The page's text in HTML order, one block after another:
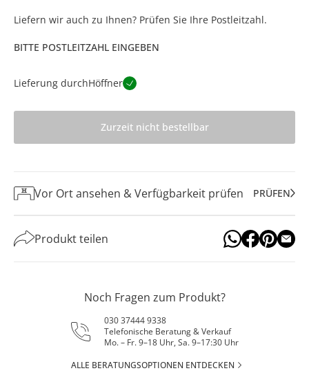
Liefern wir auch zu Ihnen? Prüfen Sie Ihre Postleitzahl.
BITTE POSTLEITZAHL EINGEBEN
Lieferung durchHöffner
Zurzeit nicht bestellbar
Vor Ort ansehen & Verfügbarkeit prüfen PRÜFEN
Produkt teilen
Noch Fragen zum Produkt?
030 37444 9338
Telefonische Beratung & Verkauf
Mo. – Fr. 9–18 Uhr, Sa. 9–17:30 Uhr
ALLE BERATUNGSOPTIONEN ENTDECKEN